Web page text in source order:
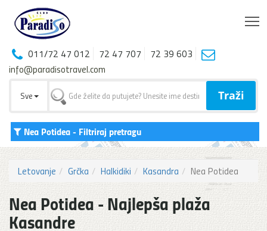
011/72 47 012 72 47 707
72 39 603
info@paradisotravel.com
Sve Traži
Nea Potidea- Filtriraj pretragu
Letovanje Grčka Halkidiki Kasandra Nea Potidea
Nea Potidea - Najlepša plaža
Kasandre